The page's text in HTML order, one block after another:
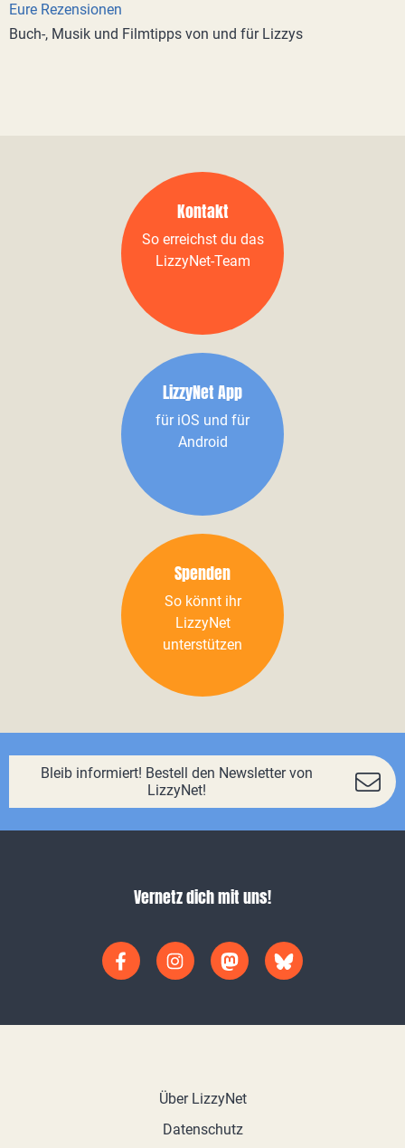
Eure Rezensionen
Buch-, Musik und Filmtipps von und für Lizzys
Kontakt
So erreichst du das
LizzyNet-Team
LizzyNet App
für iOS und für
Android
Spenden
So könnt ihr
LizzyNet
unterstützen
Bleib informiert! Bestell den Newsletter von
LizzyNet!
Vernetz dich mit uns!
Über LizzyNet
Datenschutz